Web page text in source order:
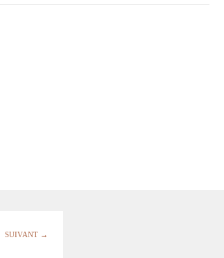
SUIVANT →